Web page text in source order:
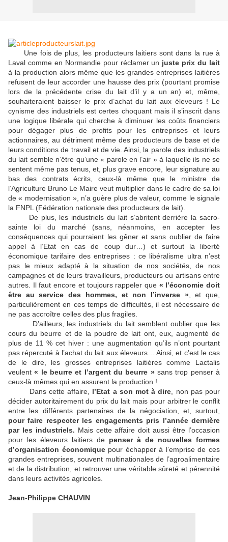
Une fois de plus, les producteurs laitiers sont dans la rue à
Laval comme en Normandie pour réclamer un juste prix du lait
à la production alors même que les grandes entreprises laitières
refusent de leur accorder une hausse des prix (pourtant promise
lors de la précédente crise du lait d’il y a un an) et, même,
souhaiteraient baisser le prix d’achat du lait aux éleveurs ! Le
cynisme des industriels est certes choquant mais il s’inscrit dans
une logique libérale qui cherche à diminuer les coûts financiers
pour dégager plus de profits pour les entreprises et leurs
actionnaires, au détriment même des producteurs de base et de
leurs conditions de travail et de vie. Ainsi, la parole des industriels
du lait semble n’être qu’une « parole en l’air » à laquelle ils ne se
sentent même pas tenus, et, plus grave encore, leur signature au
bas des contrats écrits, ceux-là même que le ministre de
l’Agriculture Bruno Le Maire veut multiplier dans le cadre de sa loi
de « modernisation », n’a guère plus de valeur, comme le signale
la FNPL (Fédération nationale des producteurs de lait).
De plus, les industriels du lait s’abritent derrière la sacro-
sainte loi du marché (sans, néanmoins, en accepter les
conséquences qui pourraient les gêner et sans oublier de faire
appel à l’Etat en cas de coup dur…) et surtout la liberté
économique tarifaire des entreprises : ce libéralisme ultra n’est
pas le mieux adapté à la situation de nos sociétés, de nos
campagnes et de leurs travailleurs, producteurs ou artisans entre
autres. Il faut encore et toujours rappeler que « l’économie doit
être au service des hommes, et non l’inverse », et que,
particulièrement en ces temps de difficultés, il est nécessaire de
ne pas accroître celles des plus fragiles.
D’ailleurs, les industriels du lait semblent oublier que les
cours du beurre et de la poudre de lait ont, eux, augmenté de
plus de 11 % cet hiver : une augmentation qu’ils n’ont pourtant
pas répercuté à l’achat du lait aux éleveurs… Ainsi, et c’est le cas
de le dire, les grosses entreprises laitières comme Lactalis
veulent« le beurre et l’argent du beurre »sans trop penser à
ceux-là mêmes qui en assurent la production !
Dans cette affaire, l’Etat a son mot à dire , non pas pour
décider autoritairement du prix du lait mais pour arbitrer le conflit
entre les différents partenaires de la négociation, et, surtout,
pour faire respecter les engagements pris l’année dernière
par les industriels. Mais cette affaire doit aussi être l’occasion
pour les éleveurs laitiers de penser à de nouvelles formes
d’organisation économiquepour échapper à l’emprise de ces
grandes entreprises, souvent multinationales de l’agroalimentaire
et de la distribution, et retrouver une véritable sûreté et pérennité
dans leurs activités agricoles.
Jean-Philippe CHAUVIN